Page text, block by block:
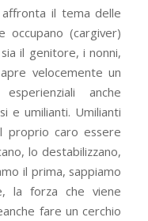
il tema delle
occupano (cargiver)
il genitore, i nonni,
velocemente un
anche
e umilianti. Umilianti
proprio caro essere
lo destabilizzano,
il prima, sappiamo
la forza che viene
fare un cerchio